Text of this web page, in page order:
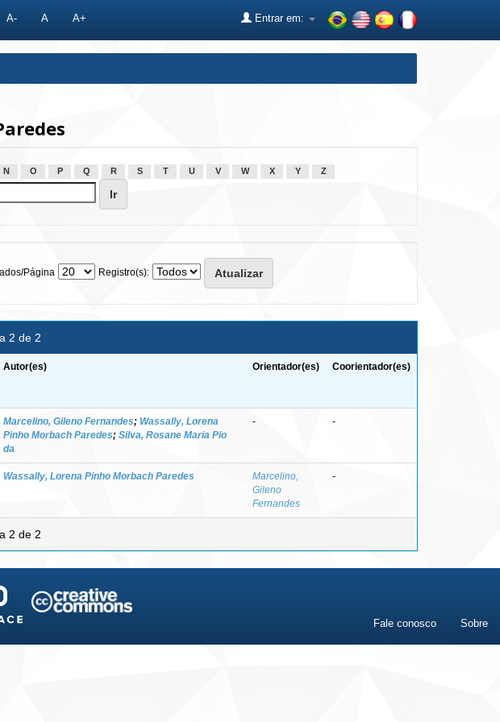
A- A A+ Entrar em:
N O P Q R S T U V W X Y Z
Página Registro(s):
2 de 2
Autor(es) Orientador(es) Coorientador(es)
Marcelino, Gileno Fernandes; Wassally, Lorena
Pinho Morbach Paredes; Silva, Rosane Maria Pio
da
- -
Wassally, Lorena Pinho Morbach Paredes
Marcelino,
Gileno
Fernandes
-
2 de 2
Fale conosco Sobre